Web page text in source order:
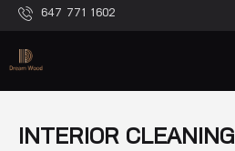
647 771 1602
INTERIOR CLEANING